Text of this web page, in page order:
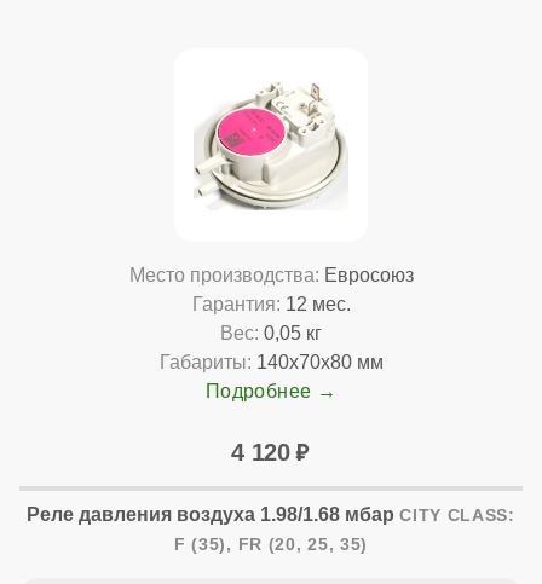
Место производства: Евросоюз
Гарантия: 12 мес.
Вес: 0,05 кг
Габариты: 140x70x80 мм
Подробнее
4 120
Реле давления воздуха 1.98/1.68 мбар CITY CLASS:
F (35), FR (20, 25, 35)